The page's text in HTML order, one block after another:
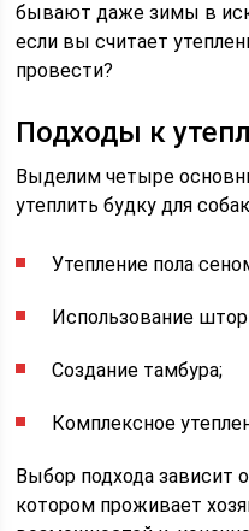
бывают даже зимы в
если вы считает
провести?
Подходы к
Выделим четыре
утеплить будку для
Утепление пола
Использование
Создание тамбура;
Комплексное
Выбор подхода зависит
котором проживает